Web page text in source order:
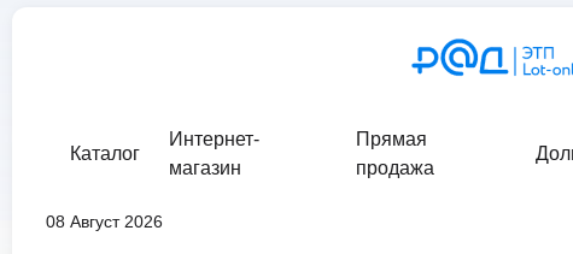
Каталог
Интернет-
магазин
Прямая
продажа
08 Август 2026